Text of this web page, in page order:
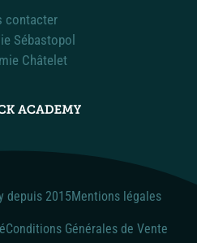
contacter
Sébastopol
Châtelet
depuis 2015Mentions légales
Conditions Générales de Vente